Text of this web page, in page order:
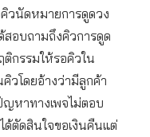
วนัดหมายการดูดวง
สอบถามถึงคิวการดูด
กรรมให้รอคิวใน
วโดยอ้างว่ามีลูกค้า
หาทางเพจไม่ตอบ
ตัดสินใจขอเงินคืนแต่